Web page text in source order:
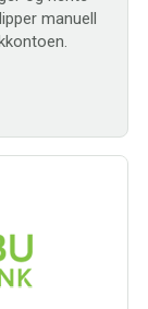
manuell